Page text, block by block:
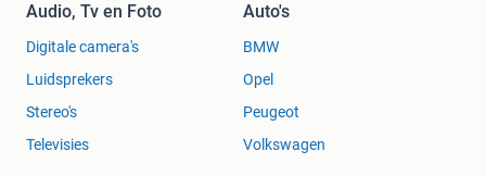
Audio, Tv en Foto
Digitale camera's
Luidsprekers
Stereo's
Televisies
Auto's
BMW
Opel
Peugeot
Volkswagen